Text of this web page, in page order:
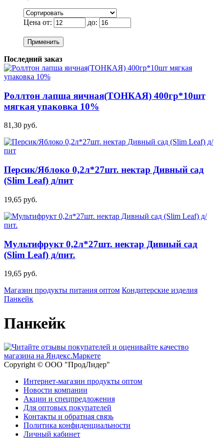
Цена от: до:
Применить
Последний заказ
Роллтон лапша яичная(ТОНКАЯ) 400гр*10шт
мягкая упаковка 10%
81,30 руб.
Персик/Яблоко 0,2л*27шт. нектар Дивный сад
(Slim Leaf) д/пит
19,65 руб.
Мультифрукт 0,2л*27шт. нектар Дивный сад
(Slim Leaf) д/пит.
19,65 руб.
Магазин продукты питания оптом Кондитерские изделия
Панкейк
Панкейк
Copyright © ООО "ПродЛидер"
Интернет-магазин продукты оптом
Новости компании
Акции и спецпредложения
Для оптовых покупателей
Контакты и обратная связь
Политика конфиденциальности
Личный кабинет